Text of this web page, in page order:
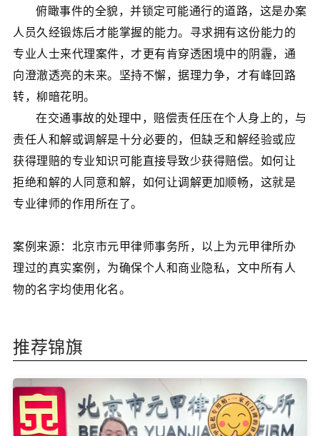
俯瞰事件的全貌，并锁定可能通行的道路，这是办案
人员久经锻炼后才能掌握的能力。寻求拥有这份能力的
专业人士来代理案件，才更有肯穿透困境中的阴霾，通
向澄澈透亮的未来。坚持不懈，据理力争，才有峰回路
转，柳暗花明。
在交通事故的处理中，赔偿责任压在个人身上的，与
责任人和解或调解是十分必要的，但缺乏和解经验或应
获得理赔的专业知识可能直接导致少获得赔偿。如何让
拒绝和解的人同意和解，如何让调解更加顺畅，这就是
专业律师的作用所在了。
案例来源：北京市元甲律师事务所，以上为元甲律所办
理过的真实案例，为确保个人和商业隐私，文中所有人
物的名字均使用化名。
推荐锦旗